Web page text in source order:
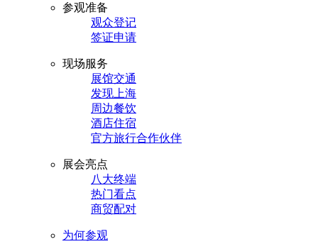
参观准备
观众登记
签证申请
现场服务
展馆交通
发现上海
周边餐饮
酒店住宿
官方旅行合作伙伴
展会亮点
八大终端
热门看点
商贸配对
为何参观